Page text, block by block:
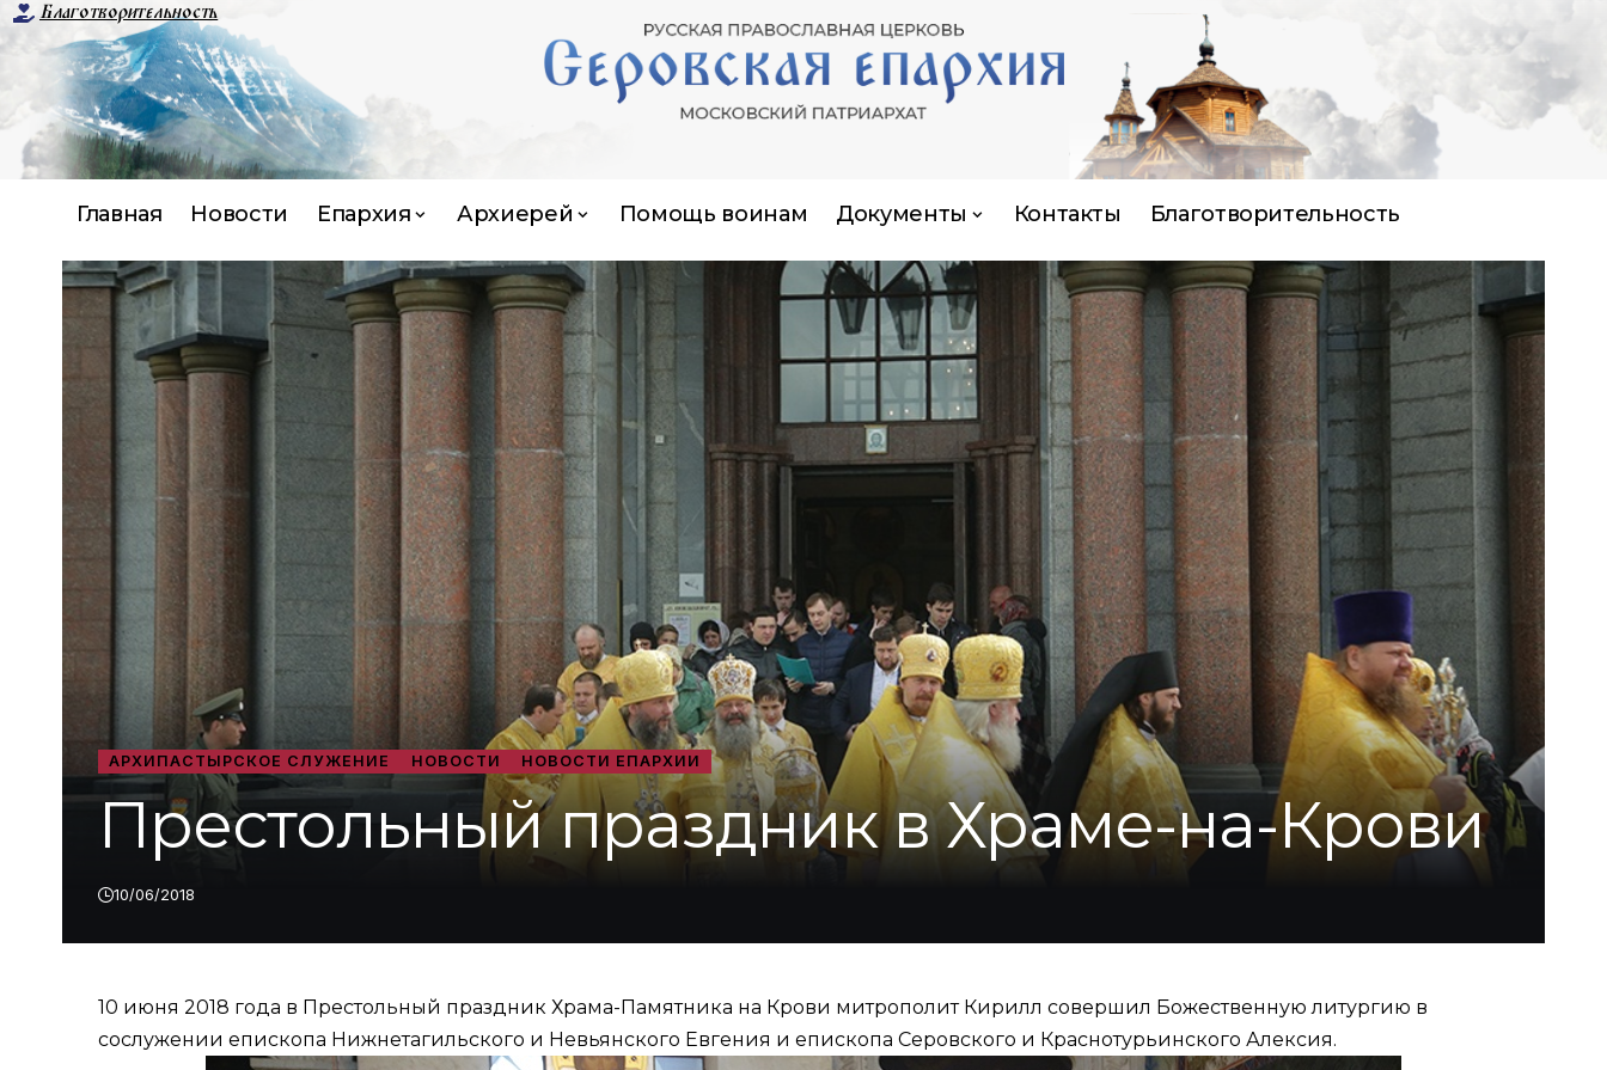
Благотворительность
Главная Новости Епархия Архиерей Помощь воинам Документы Контакты Благотворительность
АРХИПАСТЫРСКОЕ СЛУЖЕНИЕ НОВОСТИ НОВОСТИ ЕПАРХИИ
Престольный праздник в Храме-на-Крови
10/06/2018
10 июня 2018 года в Престольный праздник Храма-Памятника на Крови митрополит Кирилл совершил Божественную литургию в
сослужении епископа Нижнетагильского и Невьянского Евгения и епископа Серовского и Краснотурьинского Алексия.